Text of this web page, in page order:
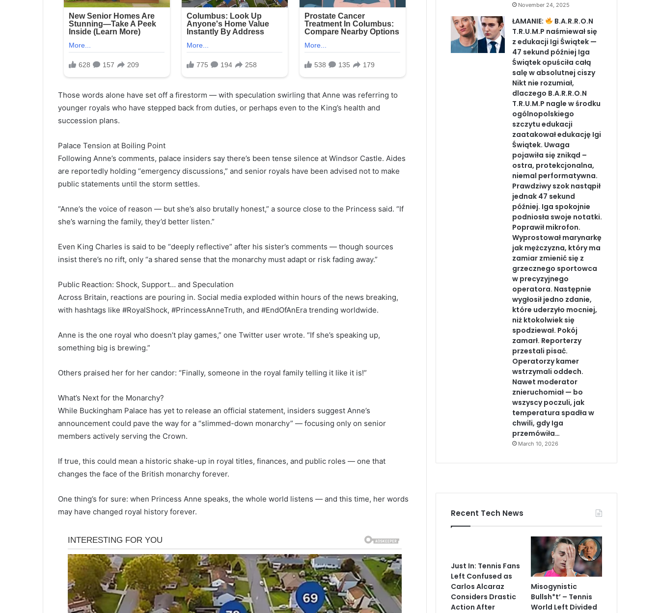
Those words alone have set off a firestorm — with speculation swirling that Anne was referring to
younger royals who have stepped back from duties, or perhaps even to the King’s health and
succession plans.
Palace Tension at Boiling Point
Following Anne’s comments, palace insiders say there’s been tense silence at Windsor Castle. Aides
are reportedly holding “emergency discussions,” and senior royals have been advised not to make
public statements until the storm settles.
“Anne’s the voice of reason — but she’s also brutally honest,” a source close to the Princess said. “If
she’s warning the family, they’d better listen.”
Even King Charles is said to be “deeply reflective” after his sister’s comments — though sources
insist there’s no rift, only “a shared sense that the monarchy must adapt or risk fading away.”
Public Reaction: Shock, Support… and Speculation
Across Britain, reactions are pouring in. Social media exploded within hours of the news breaking,
with hashtags like #RoyalShock, #PrincessAnneTruth, and #EndOfAnEra trending worldwide.
Anne is the one royal who doesn’t play games,” one Twitter user wrote. “If she’s speaking up,
something big is brewing.”
Others praised her for her candor: “Finally, someone in the royal family telling it like it is!”
What’s Next for the Monarchy?
While Buckingham Palace has yet to release an official statement, insiders suggest Anne’s
announcement could pave the way for a “slimmed-down monarchy” — focusing only on senior
members actively serving the Crown.
If true, this could mean a historic shake-up in royal titles, finances, and public roles — one that
changes the face of the British monarchy forever.
One thing’s for sure: when Princess Anne speaks, the whole world listens — and this time, her words
may have changed royal history forever.
November 24, 2025
ŁAMANIE:
B.A.R.R.O.N
T.R.U.M.P naśmiewał się
z edukacji Igi Świątek —
47 sekund później Iga
Świątek opuściła całą
salę w absolutnej ciszy
Nikt nie rozumiał,
dlaczego B.A.R.R.O.N
T.R.U.M.P nagle w środku
ogólnopolskiego
szczytu edukacji
zaatakował edukację Igi
Świątek. Uwaga
pojawiła się znikąd –
ostra, protekcjonalna,
niemal performatywna.
Prawdziwy szok nastąpił
jednak 47 sekund
później. Iga spokojnie
podniosła swoje notatki.
Poprawił mikrofon.
Wyprostował marynarkę
jak mężczyzna, który ma
zamiar zmienić się z
grzecznego sportowca
w precyzyjnego
operatora. Następnie
wygłosił jedno zdanie,
które uderzyło mocniej,
niż ktokolwiek się
spodziewał. Pokój
zamarł. Reporterzy
przestali pisać.
Operatorzy kamer
wstrzymali oddech.
Nawet moderator
znieruchomiał — bo
wszyscy poczuli, jak
temperatura spadła w
chwili, gdy Iga
przemówiła…
March 10, 2026
Recent Tech News
Just In: Tennis Fans
Left Confused as
Carlos Alcaraz
Considers Drastic
Action After
Misogynistic
Bullsh*t’ – Tennis
World Left Divided